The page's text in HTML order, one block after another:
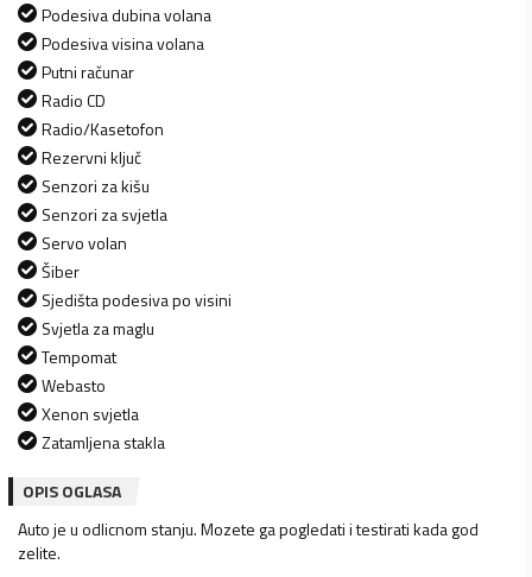
Podesiva dubina volana
Podesiva visina volana
Putni računar
Radio CD
Radio/Kasetofon
Rezervni ključ
Senzori za kišu
Senzori za svjetla
Servo volan
Šiber
Sjedišta podesiva po visini
Svjetla za maglu
Tempomat
Webasto
Xenon svjetla
Zatamljena stakla
OPIS OGLASA
Auto je u odlicnom stanju. Mozete ga pogledati i testirati kada god
zelite.